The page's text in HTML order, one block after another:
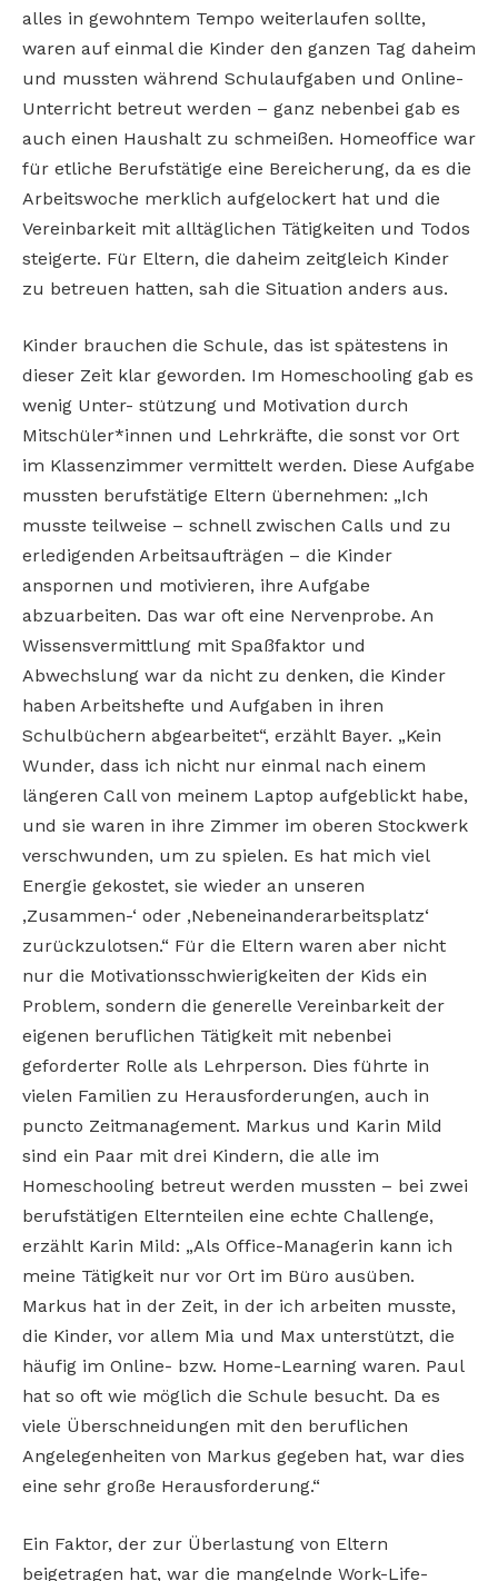
alles in gewohntem Tempo weiterlaufen sollte,
waren auf einmal die Kinder den ganzen Tag daheim
und mussten während Schulaufgaben und Online-
Unterricht betreut werden – ganz nebenbei gab es
auch einen Haushalt zu schmeißen. Homeoffice war
für etliche Berufstätige eine Bereicherung, da es die
Arbeitswoche merklich aufgelockert hat und die
Vereinbarkeit mit alltäglichen Tätigkeiten und Todos
steigerte. Für Eltern, die daheim zeitgleich Kinder
zu betreuen hatten, sah die Situation anders aus.
Kinder brauchen die Schule, das ist spätestens in
dieser Zeit klar geworden. Im Homeschooling gab es
wenig Unter- stützung und Motivation durch
Mitschüler*innen und Lehrkräfte, die sonst vor Ort
im Klassenzimmer vermittelt werden. Diese Aufgabe
mussten berufstätige Eltern übernehmen: „Ich
musste teilweise – schnell zwischen Calls und zu
erledigenden Arbeitsaufträgen – die Kinder
anspornen und motivieren, ihre Aufgabe
abzuarbeiten. Das war oft eine Nervenprobe. An
Wissensvermittlung mit Spaßfaktor und
Abwechslung war da nicht zu denken, die Kinder
haben Arbeitshefte und Aufgaben in ihren
Schulbüchern abgearbeitet“, erzählt Bayer. „Kein
Wunder, dass ich nicht nur einmal nach einem
längeren Call von meinem Laptop aufgeblickt habe,
und sie waren in ihre Zimmer im oberen Stockwerk
verschwunden, um zu spielen. Es hat mich viel
Energie gekostet, sie wieder an unseren
‚Zusammen-‘ oder ‚Nebeneinanderarbeitsplatz‘
zurückzulotsen.“ Für die Eltern waren aber nicht
nur die Motivationsschwierigkeiten der Kids ein
Problem, sondern die generelle Vereinbarkeit der
eigenen beruflichen Tätigkeit mit nebenbei
geforderter Rolle als Lehrperson. Dies führte in
vielen Familien zu Herausforderungen, auch in
puncto Zeitmanagement. Markus und Karin Mild
sind ein Paar mit drei Kindern, die alle im
Homeschooling betreut werden mussten – bei zwei
berufstätigen Elternteilen eine echte Challenge,
erzählt Karin Mild: „Als Office-Managerin kann ich
meine Tätigkeit nur vor Ort im Büro ausüben.
Markus hat in der Zeit, in der ich arbeiten musste,
die Kinder, vor allem Mia und Max unterstützt, die
häufig im Online- bzw. Home-Learning waren. Paul
hat so oft wie möglich die Schule besucht. Da es
viele Überschneidungen mit den beruflichen
Angelegenheiten von Markus gegeben hat, war dies
eine sehr große Herausforderung.“
Ein Faktor, der zur Überlastung von Eltern
beigetragen hat, war die mangelnde Work-Life-